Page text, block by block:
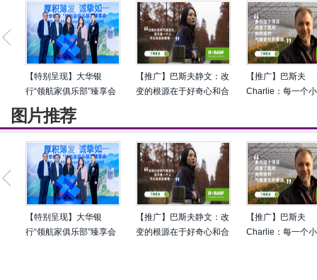
【特别呈现】大华银
行“领航家俱乐部”臻享会
圆满落幕 共论企业出海
新风向
【推广】巴斯夫静文：改
变的根源在于好奇心和合
【推广】巴斯夫
Charlie：每一个
图片推荐
【特别呈现】大华银
行“领航家俱乐部”臻享会
【推广】巴斯夫静文：改
变的根源在于好奇心和合
【推广】巴斯夫
Charlie：每一个